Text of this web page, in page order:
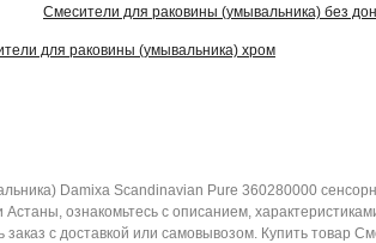
Смесители для раковины (умывальника) без
для раковины (умывальника) хром
Damixa Scandinavian Pure 360280000
ознакомьтесь с описанием,
с доставкой или самовывозом. Купить товар